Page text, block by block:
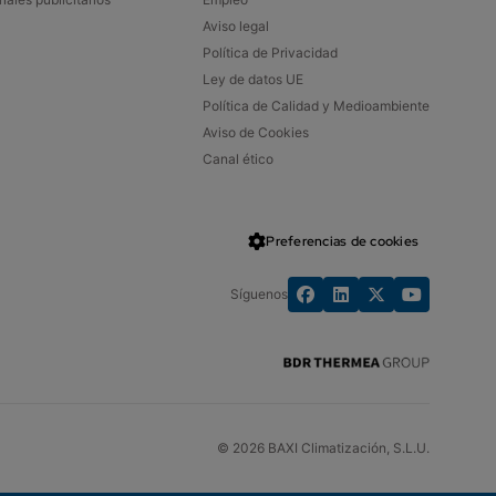
el generador a una determinada temperatura
exterior de 0ºC.
Aviso legal
Política de Privacidad
Ley de datos UE
Política de Calidad y Medioambiente
Aviso de Cookies
Canal ético
Preferencias de cookies
Síguenos
© 2026 BAXI Climatización, S.L.U.